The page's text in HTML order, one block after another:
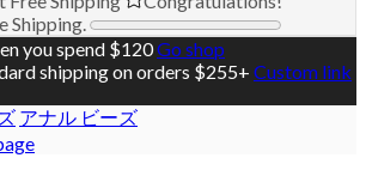
Shipping.
you spend $120Go shop
shipping on orders $255+ Custom link
アナル ビーズ